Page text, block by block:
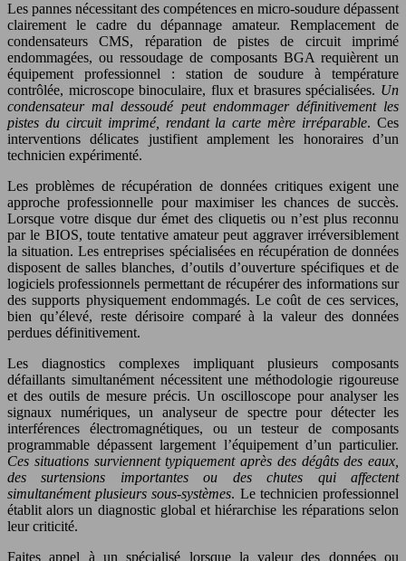
Les pannes nécessitant des compétences en micro-soudure dépassent
clairement le cadre du dépannage amateur. Remplacement de
condensateurs CMS, réparation de pistes de circuit imprimé
endommagées, ou ressoudage de composants BGA requièrent un
équipement professionnel : station de soudure à température
contrôlée, microscope binoculaire, flux et brasures spécialisées. Un
condensateur mal dessoudé peut endommager définitivement les
pistes du circuit imprimé, rendant la carte mère irréparable. Ces
interventions délicates justifient amplement les honoraires d’un
technicien expérimenté.
Les problèmes de récupération de données critiques exigent une
approche professionnelle pour maximiser les chances de succès.
Lorsque votre disque dur émet des cliquetis ou n’est plus reconnu
par le BIOS, toute tentative amateur peut aggraver irréversiblement
la situation. Les entreprises spécialisées en récupération de données
disposent de salles blanches, d’outils d’ouverture spécifiques et de
logiciels professionnels permettant de récupérer des informations sur
des supports physiquement endommagés. Le coût de ces services,
bien qu’élevé, reste dérisoire comparé à la valeur des données
perdues définitivement.
Les diagnostics complexes impliquant plusieurs composants
défaillants simultanément nécessitent une méthodologie rigoureuse
et des outils de mesure précis. Un oscilloscope pour analyser les
signaux numériques, un analyseur de spectre pour détecter les
interférences électromagnétiques, ou un testeur de composants
programmable dépassent largement l’équipement d’un particulier.
Ces situations surviennent typiquement après des dégâts des eaux,
des surtensions importantes ou des chutes qui affectent
simultanément plusieurs sous-systèmes. Le technicien professionnel
établit alors un diagnostic global et hiérarchise les réparations selon
leur criticité.
Faites appel à un spécialisé lorsque la valeur des données ou